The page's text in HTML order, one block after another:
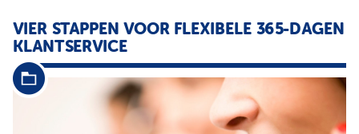
VIER STAPPEN VOOR FLEXIBELE 365-DAGEN
KLANTSERVICE